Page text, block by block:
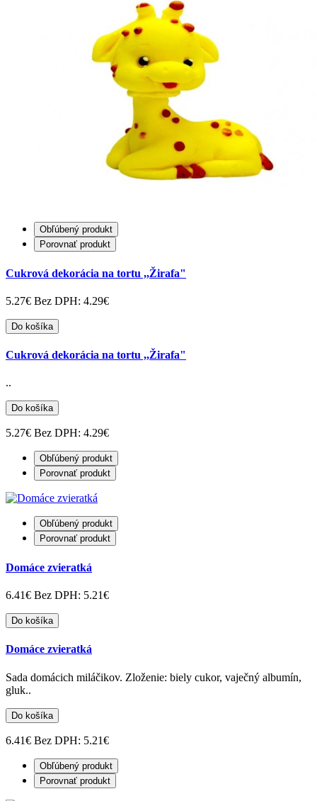
Obľúbený produkt
Porovnať produkt
Cukrová dekorácia na tortu ,,Žirafa"
5.27€ Bez DPH: 4.29€
Do košíka
Cukrová dekorácia na tortu ,,Žirafa"
..
Do košíka
5.27€ Bez DPH: 4.29€
Obľúbený produkt
Porovnať produkt
Obľúbený produkt
Porovnať produkt
Domáce zvieratká
6.41€ Bez DPH: 5.21€
Do košíka
Domáce zvieratká
Sada domácich miláčikov. Zloženie: biely cukor, vaječný albumín,
gluk..
Do košíka
6.41€ Bez DPH: 5.21€
Obľúbený produkt
Porovnať produkt